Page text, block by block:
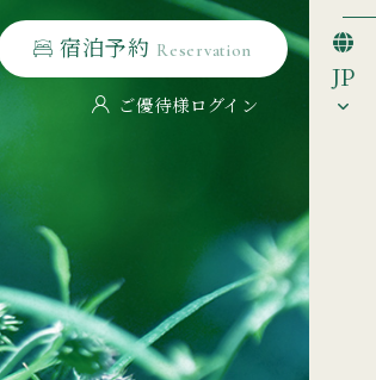
宿泊予約 Reservation
ご優待様ログイン
宿泊予約 Reservation
JP